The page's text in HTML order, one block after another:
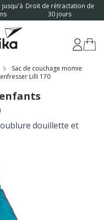
jusqu'à Droit de rétractation de
30 jours
Sac de couchage momie
Lilli 170
douillette et